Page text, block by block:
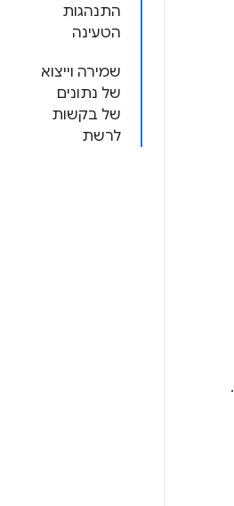
התנהגות
הטעינה
שמירה וייצוא
של נתונים
של בקשות
לרשת
.